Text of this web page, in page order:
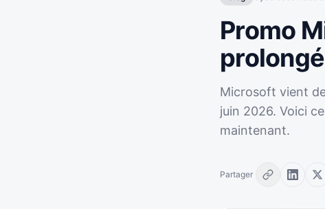
Promo
Microsoft vient
juin 2026. Voici
maintenant.
Partager